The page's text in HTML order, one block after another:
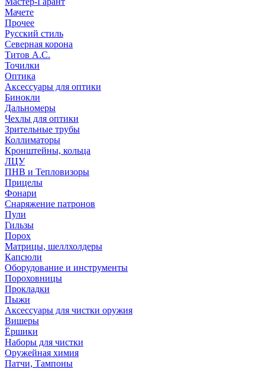
Мачете
Прочее
Русский стиль
Северная корона
Титов А.С.
Точилки
Оптика
Аксессуары для оптики
Бинокли
Дальномеры
Чехлы для оптики
Зрительные трубы
Коллиматоры
Кронштейны, кольца
ЛЦУ
ПНВ и Тепловизоры
Прицелы
Фонари
Снаряжение патронов
Пули
Гильзы
Порох
Матрицы, шеллхолдеры
Капсюли
Оборудование и инструменты
Пороховницы
Прокладки
Пыжи
Аксессуары для чистки оружия
Вишеры
Ёршики
Наборы для чистки
Оружейная химия
Патчи, Тампоны